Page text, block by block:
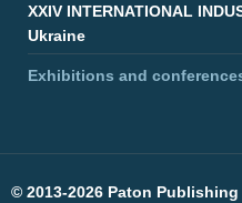
XXIV INTERNATIONAL
Ukraine
Exhibitions and
© 2013-2026 Paton Publishing